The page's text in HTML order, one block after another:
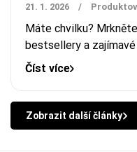
21. 1. 2026 /
Máte chvilku?
bestsellery a zajímavé
Číst více
Zobrazit další články